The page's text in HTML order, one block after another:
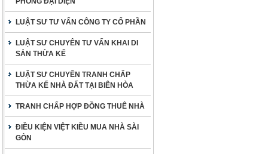
LUẬT SƯ TƯ VẤN CÔNG TY CỔ PHẦN
LUẬT SƯ CHUYÊN TƯ VẤN KHAI DI
SẢN THỪA KẾ
LUẬT SƯ CHUYÊN TRANH CHẤP
THỪA KẾ NHÀ ĐẤT TẠI BIÊN HÒA
TRANH CHẤP HỢP ĐỒNG THUÊ NHÀ
ĐIỀU KIỆN VIỆT KIỀU MUA NHÀ SÀI
GÒN